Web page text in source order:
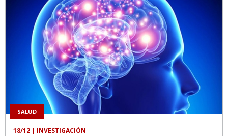
SALUD
18/12 | INVESTIGACIÓN